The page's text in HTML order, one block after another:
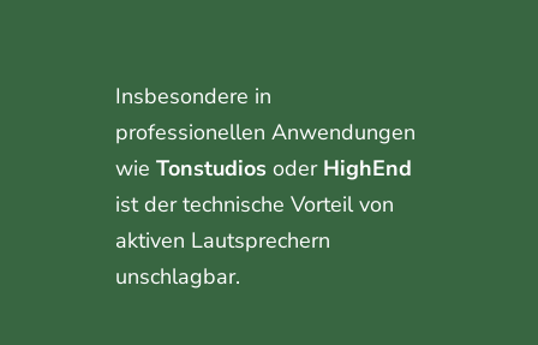
Insbesondere in
professionellen Anwendungen
wieTonstudios oder HighEnd
ist der technische Vorteil von
aktiven Lautsprechern
unschlagbar.